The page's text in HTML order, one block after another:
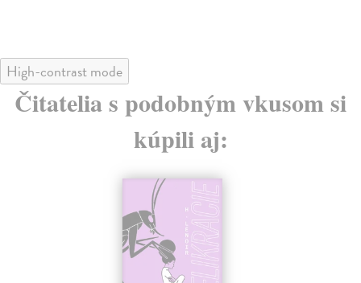
High-contrast mode
Čitatelia s podobným vkusom si
kúpili aj: